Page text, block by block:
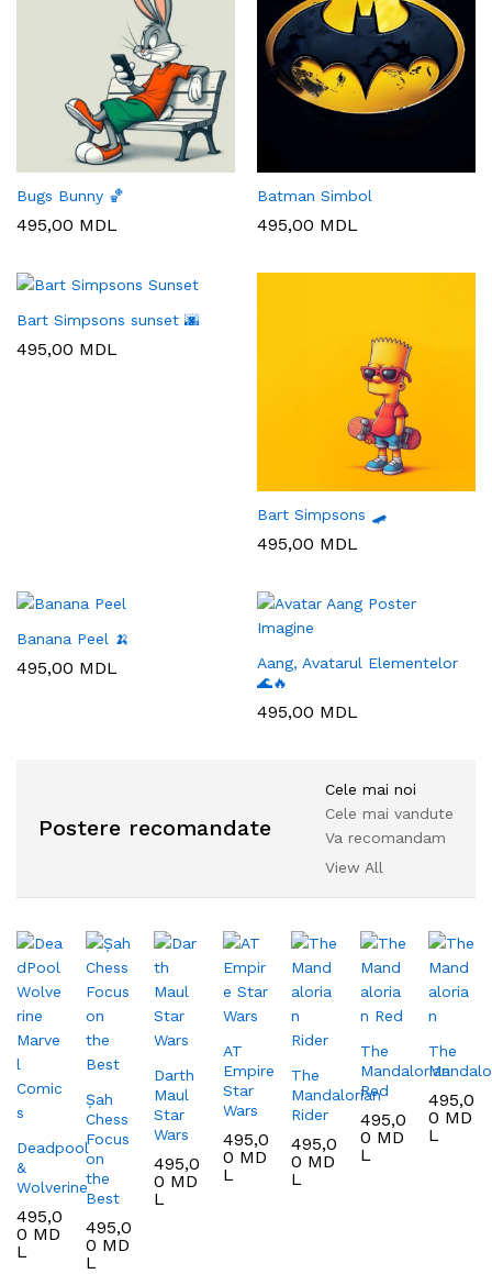
Bugs Bunny 🏀
495,00 MDL
Batman Simbol
495,00 MDL
Bart Simpsons sunset 🌆
495,00 MDL
Bart Simpsons 🛹
495,00 MDL
Banana Peel 🍌
495,00 MDL
Aang, Avatarul Elementelor
🌊🔥
495,00 MDL
Postere recomandate
Cele mai noi
Cele mai vandute
Va recomandam
View All
Deadpool
&
Wolverine
495,0
0 MD
L
Șah
Chess
Focus
on
the
Best
495,0
0 MD
L
Darth
Maul
Star
Wars
495,0
0 MD
L
AT
Empire
Star
Wars
495,0
0 MD
L
The
Mandalorian
Rider
495,0
0 MD
L
The
Mandalorian
Red
495,0
0 MD
L
The
495,0
0 MD
L